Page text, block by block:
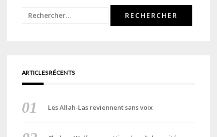
Rechercher :
ARTICLES RÉCENTS
Les Allah-Las reviennent sans voix